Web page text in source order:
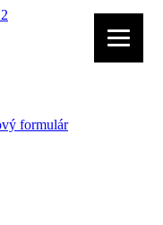
formulár